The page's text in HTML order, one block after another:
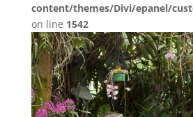
content/themes/Divi/epanel/
on line 1542